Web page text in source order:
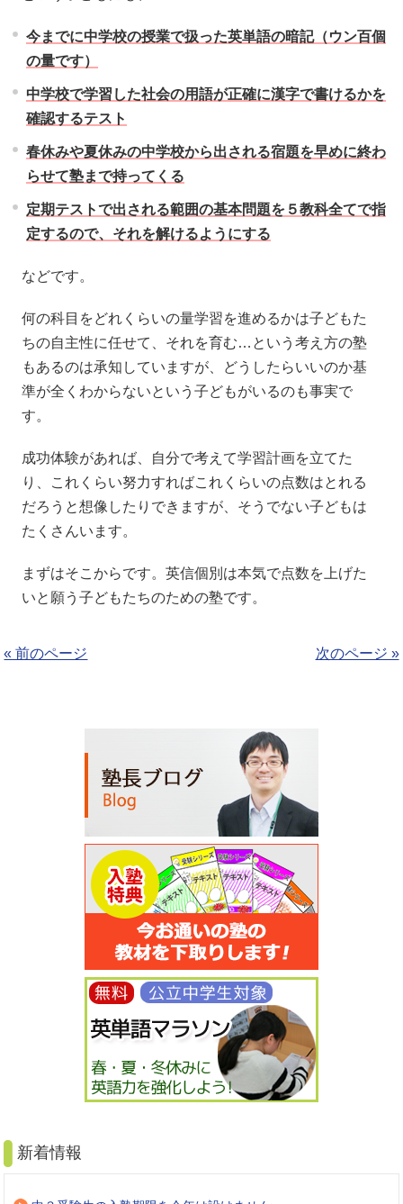
今までに中学校の授業で扱った英単語の暗記（ウン百個
の量です）
中学校で学習した社会の用語が正確に漢字で書けるかを
確認するテスト
春休みや夏休みの中学校から出される宿題を早めに終わ
らせて塾まで持ってくる
定期テストで出される範囲の基本問題を５教科全てで指
定するので、それを解けるようにする
などです。
何の科目をどれくらいの量学習を進めるかは子どもた
ちの自主性に任せて、それを育む…という考え方の塾
もあるのは承知していますが、どうしたらいいのか基
準が全くわからないという子どもがいるのも事実で
す。
成功体験があれば、自分で考えて学習計画を立てた
り、これくらい努力すればこれくらいの点数はとれる
だろうと想像したりできますが、そうでない子どもは
たくさんいます。
まずはそこからです。英信個別は本気で点数を上げた
いと願う子どもたちのための塾です。
« 前のページ 次のページ »
新着情報